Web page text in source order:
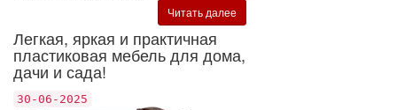
Читать далее
Легкая, яркая и практичная
пластиковая мебель для дома,
дачи и сада!
30-06-2025